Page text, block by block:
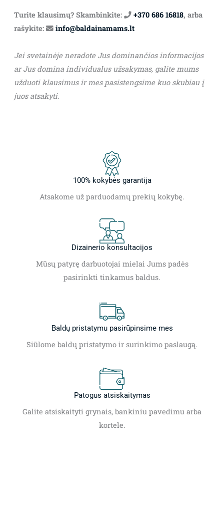
Turite klausimų? Skambinkite: +370 686 16818, arba
rašykite:
info@baldainamams.lt
Jei svetainėje neradote Jus dominančios informacijos
ar Jus domina individualus užsakymas, galite mums
užduoti klausimus ir mes pasistengsime kuo skubiau į
juos atsakyti.
100% kokybės garantija
Atsakome už parduodamų prekių kokybę.
Dizainerio konsultacijos
Mūsų patyrę darbuotojai mielai Jums padės
pasirinkti tinkamus baldus.
Baldų pristatymu pasirūpinsime mes
Siūlome baldų pristatymo ir surinkimo paslaugą.
Patogus atsiskaitymas
Galite atsiskaityti grynais, bankiniu pavedimu arba
kortele.